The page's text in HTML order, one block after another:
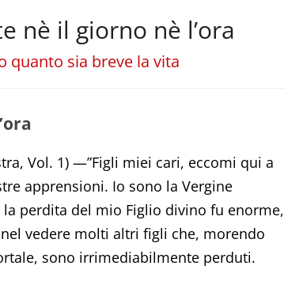
nè il giorno nè l’ora
quanto sia breve la vita
Vol. 1) —”Figli miei cari, eccomi qui a
apprensioni. Io sono la Vergine
perdita del mio Figlio divino fu enorme,
vedere molti altri figli che, morendo
sono irrimediabilmente perduti.